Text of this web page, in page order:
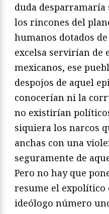
duda desparramaría
los rincones del
humanos dotados
excelsa servirían de
mexicanos, ese
despojos de aquel
conocerían ni la
no existirían
siquiera los narcos
anchas con una
seguramente de
Pero no hay que
resume el expolítico
ideólogo número